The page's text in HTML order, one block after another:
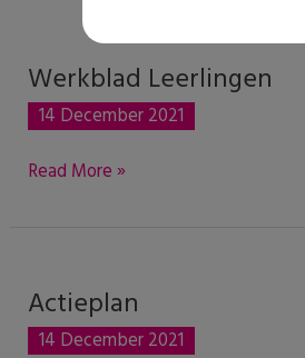
Werkblad Leerlingen
14 December 2021
Werkblad
Leerlingen
Read More »
Actieplan
14 December 2021
Actieplan